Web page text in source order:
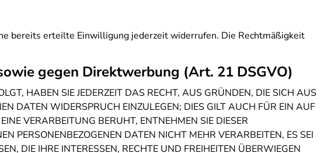
bereits erteilte Einwilligung jederzeit widerrufen. Die Rechtmäßigkeit
gegen Direktwerbung (Art. 21 DSGVO)
HABEN SIE JEDERZEIT DAS RECHT, AUS GRÜNDEN, DIE SICH AUS
DATEN WIDERSPRUCH EINZULEGEN; DIES GILT AUCH FÜR EIN AUF
VERARBEITUNG BERUHT, ENTNEHMEN SIE DIESER
PERSONENBEZOGENEN DATEN NICHT MEHR VERARBEITEN, ES SEI
DIE IHRE INTERESSEN, RECHTE UND FREIHEITEN ÜBERWIEGEN